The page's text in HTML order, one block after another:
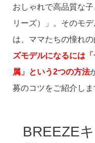
おしゃれで高品質な
リーズ）」。そのモ
は、ママたちの憧れの
ズモデルになるには
属」という2つの方法
募のコツをご紹介しま
BREEZE